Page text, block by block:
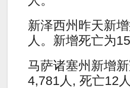
新泽西州昨天新
人。新增死亡为15
马萨诸塞州新增
4,781人, 死亡12人